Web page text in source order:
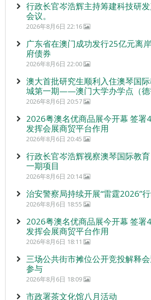
行政长官岑浩辉主持筹建科技研
会议。
2026年8月6日 22:16
广东省在澳门成功发行25亿元离
府债券
2026年8月6日 22:00
澳大首批研究生顺利入住澳琴国际
城第一期——澳门大学办学点（德
2026年8月6日 20:57
2026粤澳名优商品展今开幕 签署
发挥会展商贸平台作用
2026年8月6日 20:45
行政长官岑浩辉视察澳琴国际教
一期项目
2026年8月6日 20:14
治安警察局持续开展“雷霆2026”
2026年8月6日 18:55
2026粤澳名优商品展今开幕 签署
发挥会展商贸平台作用
2026年8月6日 18:11
三场公共街市摊位公开竞投解释
参与
2026年8月6日 18:09
市政署茶文化馆八月活动